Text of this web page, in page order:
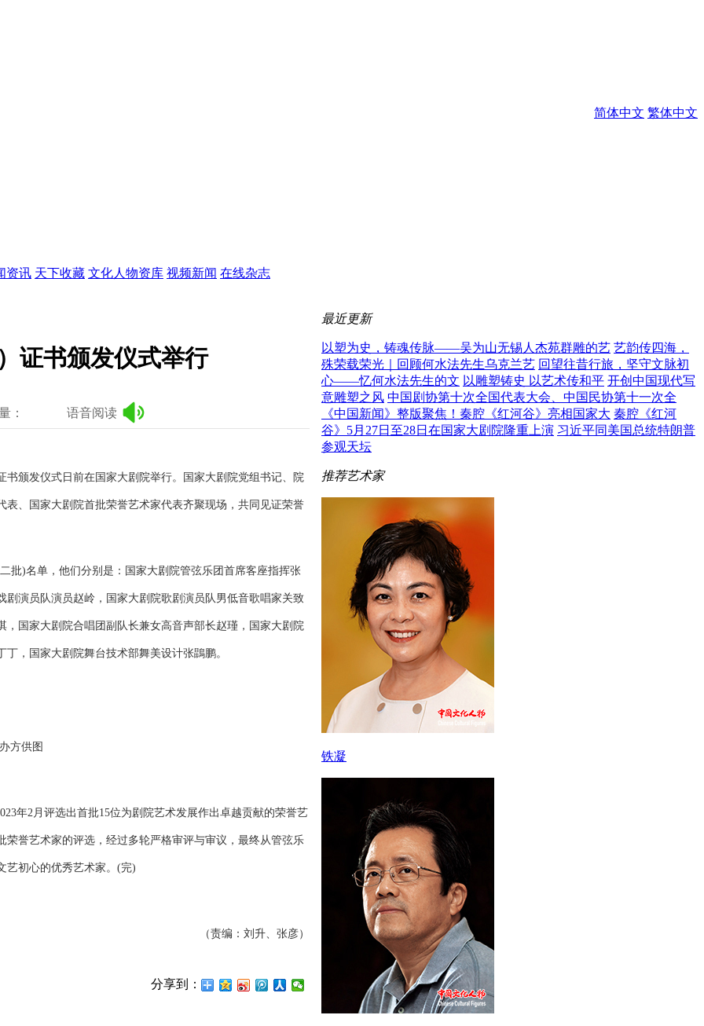
简体中文 繁体中文
资讯 天下收藏 文化人物资库 视频新闻 在线杂志
证书颁发仪式举行
： 语音阅读
发仪式日前在国家大剧院举行。国家大剧院党组书记、院
、国家大剧院首批荣誉艺术家代表齐聚现场，共同见证荣誉
)名单，他们分别是：国家大剧院管弦乐团首席客座指挥张
演员队演员赵岭，国家大剧院歌剧演员队男低音歌唱家关致
国家大剧院合唱团副队长兼女高音声部长赵瑾，国家大剧院
，国家大剧院舞台技术部舞美设计张鵾鹏。
方供图
2月评选出首批15位为剧院艺术发展作出卓越贡献的荣誉艺
誉艺术家的评选，经过多轮严格审评与审议，最终从管弦乐
艺初心的优秀艺术家。(完)
（责编：刘升、张彦）
分享到：
最近更新
以塑为史，铸魂传脉——吴为山无锡人杰苑群雕的艺 艺韵传四海，
殊荣载荣光｜回顾何水法先生乌克兰艺 回望往昔行旅，坚守文脉初
心——忆何水法先生的文 以雕塑铸史 以艺术传和平 开创中国现代写
意雕塑之风 中国剧协第十次全国代表大会、中国民协第十一次全
《中国新闻》整版聚焦！秦腔《红河谷》亮相国家大 秦腔《红河
谷》5月27日至28日在国家大剧院隆重上演 习近平同美国总统特朗普
参观天坛
推荐艺术家
铁凝